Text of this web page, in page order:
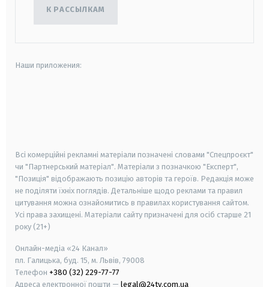
К РАССЫЛКАМ
Наши приложения:
Всі комерційні рекламні матеріали позначені словами "Спецпроєкт"
чи "Партнерський матеріал". Матеріали з позначкою "Експерт",
"Позиція" відображають позицію авторів та героїв. Редакція може
не поділяти їхніх поглядів. Детальніше щодо реклами та правил
цитування можна ознайомитись в правилах користування сайтом.
Усі права захищені. Матеріали сайту призначені для осіб старше 21
року (21+)
Онлайн-медіа «24 Канал»
пл. Галицька, буд. 15, м. Львів, 79008
Телефон +380 (32) 229-77-77
Адреса електронної пошти — legal@24tv.com.ua